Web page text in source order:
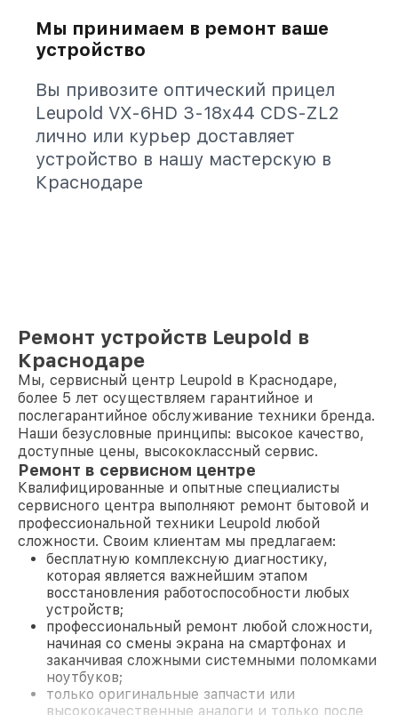
Мы принимаем в ремонт ваше
устройство
Вы привозите оптический прицел
Leupold VX-6HD 3-18x44 CDS-ZL2
лично или курьер доставляет
устройство в нашу мастерскую в
Краснодаре
Ремонт устройств Leupold в
Краснодаре
Мы, сервисный центр Leupold в Краснодаре,
более 5 лет осуществляем гарантийное и
послегарантийное обслуживание техники бренда.
Наши безусловные принципы: высокое качество,
доступные цены, высококлассный сервис.
Ремонт в сервисном центре
Квалифицированные и опытные специалисты
сервисного центра выполняют ремонт бытовой и
профессиональной техники Leupold любой
сложности. Своим клиентам мы предлагаем:
бесплатную комплексную диагностику,
которая является важнейшим этапом
восстановления работоспособности любых
устройств;
профессиональный ремонт любой сложности,
начиная со смены экрана на смартфонах и
заканчивая сложными системными поломками
ноутбуков;
только оригинальные запчасти или
высококачественные аналоги и только после